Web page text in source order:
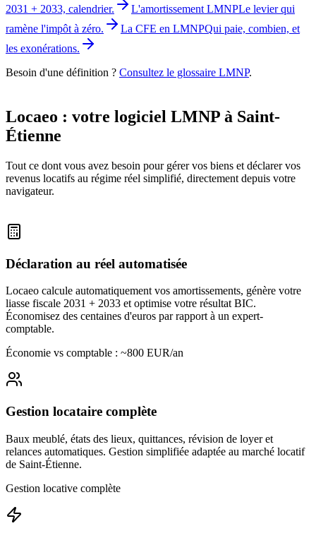
2031 + 2033, calendrier.
L'amortissement LMNPLe levier qui
ramène l'impôt à zéro.
La CFE en LMNPQui paie, combien, et
les exonérations.
Besoin d'une définition ? Consultez le glossaire LMNP.
Locaeo : votre logiciel LMNP à Saint-
Étienne
Tout ce dont vous avez besoin pour gérer vos biens et déclarer vos
revenus locatifs au régime réel simplifié, directement depuis votre
navigateur.
Déclaration au réel automatisée
Locaeo calcule automatiquement vos amortissements, génère votre
liasse fiscale 2031 + 2033 et optimise votre résultat BIC.
Économisez des centaines d'euros par rapport à un expert-
comptable.
Économie vs comptable : ~800 EUR/an
Gestion locataire complète
Baux meublé, états des lieux, quittances, révision de loyer et
relances automatiques. Gestion simplifiée adaptée au marché locatif
de Saint-Étienne.
Gestion locative complète